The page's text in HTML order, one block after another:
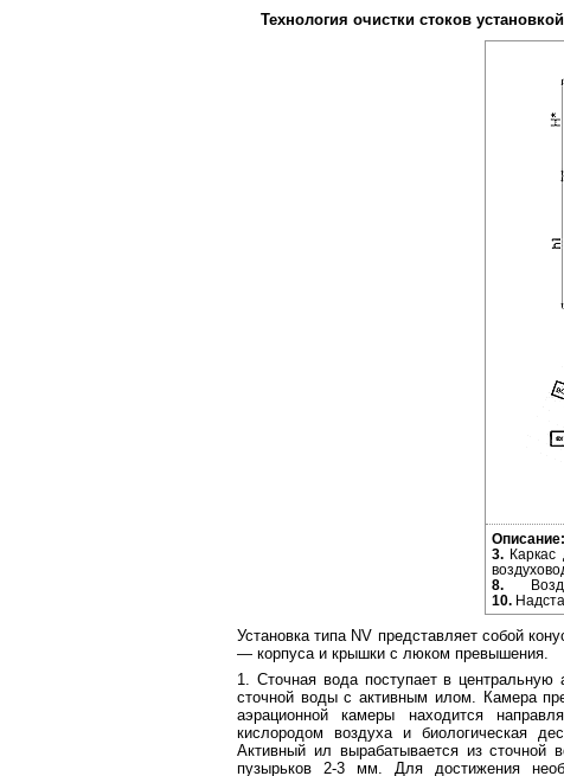
Технология очистки стоков установкой
Описание:
3.
Каркас
8.
10.
Установка типа NV представляет собой
— корпуса и крышки с люком превышения.
1. Сточная вода поступает в центральную
сточной воды с активным илом. Камера
аэрационной камеры находится
кислородом воздуха и биологическая
Активный ил вырабатывается из сточной
пузырьков 2-3 мм. Для достижения